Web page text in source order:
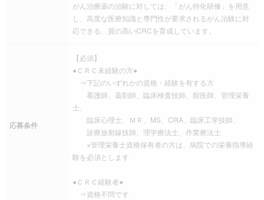
がん治療薬の治験に対しては、「がん特化研修」を用意
し、高度な医療知識と専門性が要求されるがん治験に対
応できる、質の高いCRCを育成しています。
応募条件
【必須】
●ＣＲＣ未経験の方●
⇒下記のいずれかの資格・経験を有する方
看護師、薬剤師、臨床検査技師、獣医師、管理栄養
士、
臨床心理士、ＭＲ、MS、CRA、臨床工学技師、
診療放射線技師、理学療法士、作業療法士
※管理栄養士資格保有者の方は、病院での栄養指導経
験を必須とします
●ＣＲＣ経験者●
⇒資格不問です